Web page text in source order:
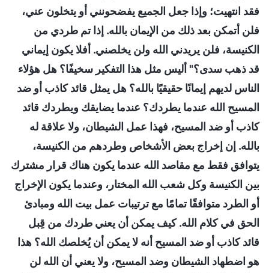
فقد انتهيت؛ وإذا جعل الجميع يفضحونني أو يتخلون عني،
فلن أتمكن بعد ذلك من الإيمان بالله. إذا تم طردي من
الكنيسة، فلن يريدني الله ولن يخلصني. أفلا يكون إيماني
قد ذهب سدى؟" أليس مثل هذا التفكير سخيفًا؟ هل هؤلاء
الناس لديهم إيمانًا حقيقيًا بالله؟ هل يمثل قائد كاذب أو ضد
المسيح الله عندما يطردك؟ عندما يضايقك ويطردك قائد
كاذب أو ضد المسيح، فهذا عمل الشيطان، ولا علاقة له
بالله. إن إخراج بعض الأشخاص وطردهم من الكنيسة،
يتوافق فقط مع مقاصد الله عندما يكون هناك قرار مشترك
بين الكنيسة وكل شعب الله المختار، وعندما يكون الإخراج
أو الطرد متوافقًا تمامًا مع ترتيبات عمل بيت الله ومبادئ
الحق في كلام الله. كيف يمكن أن يعني طردك من قِبل
قائد كاذب أو ضد المسيح أنه لا يمكن أن يُخلصك الله؟ هذا
هو اضطهاد الشيطان وضد المسيح، ولا يعني أن الله لن